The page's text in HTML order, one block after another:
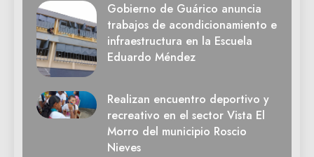
Gobierno de Guárico anuncia
trabajos de acondicionamiento e
infraestructura en la Escuela
Eduardo Méndez
Realizan encuentro deportivo y
recreativo en el sector Vista El
Morro del municipio Roscio
Nieves